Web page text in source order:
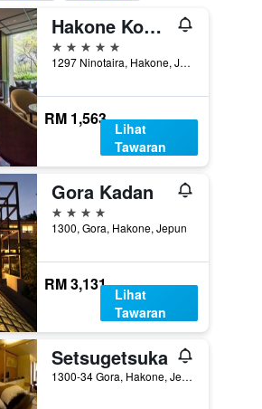
Hakone Kowakien Ten-Yu
5 bintang
1297 Ninotaira, Hakone, Jepun
RM 1,563
Lihat
Tawaran
Gora Kadan
4 bintang
1300, Gora, Hakone, Jepun
RM 3,131
Lihat
Tawaran
Setsugetsuka
1300-34 Gora, Hakone, Jepun